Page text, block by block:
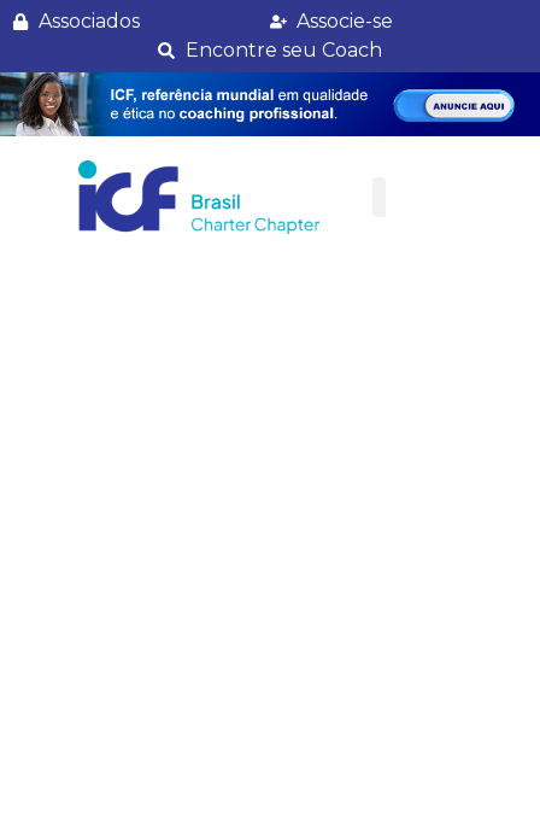
Associados
Associe-se
Encontre seu Coach